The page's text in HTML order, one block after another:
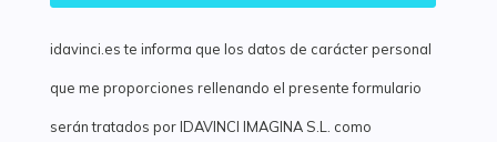
idavinci.es te informa que los datos de carácter personal
que me proporciones rellenando el presente formulario
serán tratados por IDAVINCI IMAGINA S.L. como